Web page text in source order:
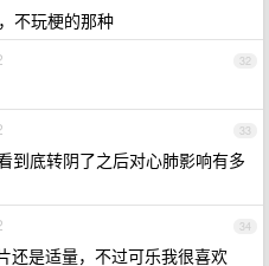
不玩梗的那种
32
33
到底转阴了之后对心肺影响有多
34
还是适量，不过可乐我很喜欢